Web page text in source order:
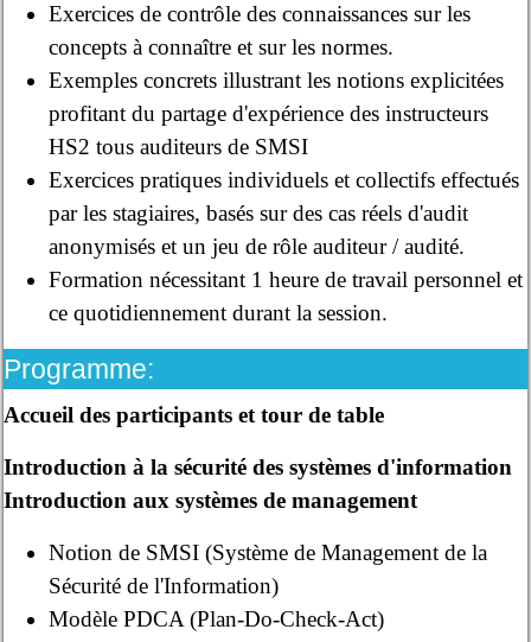
Exercices de contrôle des connaissances sur les
concepts à connaître et sur les normes.
Exemples concrets illustrant les notions explicitées
profitant du partage d'expérience des instructeurs
HS2 tous auditeurs de SMSI
Exercices pratiques individuels et collectifs effectués
par les stagiaires, basés sur des cas réels d'audit
anonymisés et un jeu de rôle auditeur / audité.
Formation nécessitant 1 heure de travail personnel et
ce quotidiennement durant la session.
Programme:
Accueil des participants et tour de table
Introduction à la sécurité des systèmes d'information
Introduction aux systèmes de management
Notion de SMSI (Système de Management de la
Sécurité de l'Information)
Modèle PDCA (Plan-Do-Check-Act)